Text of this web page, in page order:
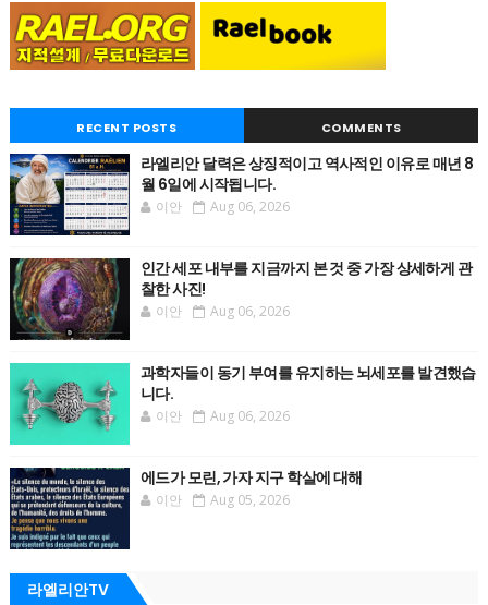
RECENT POSTS COMMENTS
라엘리안 달력은 상징적이고 역사적인 이유로 매년 8
월 6일에 시작됩니다.
이안 Aug 06, 2026
인간 세포 내부를 지금까지 본 것 중 가장 상세하게 관
찰한 사진!
이안 Aug 06, 2026
과학자들이 동기 부여를 유지하는 뇌세포를 발견했습
니다.
이안 Aug 06, 2026
에드가 모린, 가자 지구 학살에 대해
이안 Aug 05, 2026
라엘리안TV